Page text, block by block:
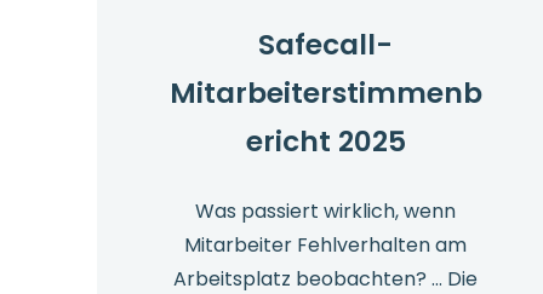
Safecall-
Mitarbeiterstimmenb
ericht 2025
Was passiert wirklich, wenn
Mitarbeiter Fehlverhalten am
Arbeitsplatz beobachten? … Die